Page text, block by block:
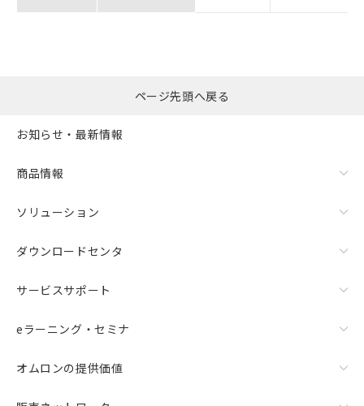
ページ先頭へ戻る
お知らせ・最新情報
商品情報
ソリューション
ダウンロードセンタ
サービスサポート
eラーニング・セミナ
オムロンの提供価値